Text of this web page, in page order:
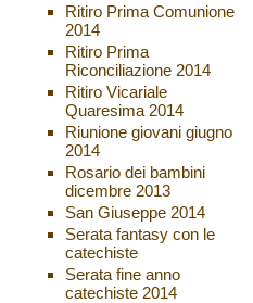
Ritiro Prima Comunione
2014
Ritiro Prima
Riconciliazione 2014
Ritiro Vicariale
Quaresima 2014
Riunione giovani giugno
2014
Rosario dei bambini
dicembre 2013
San Giuseppe 2014
Serata fantasy con le
catechiste
Serata fine anno
catechiste 2014